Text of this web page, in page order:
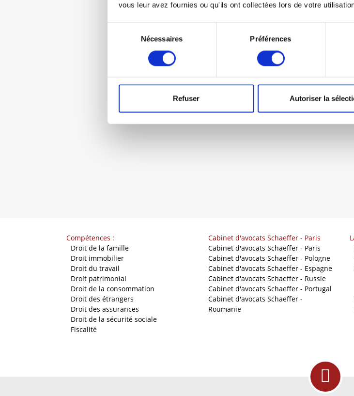
vous leur avez fournies ou qu'ils ont collectées lors de votre
consentement
Nécessaires Préférences
Refuser Autoriser la
Compétences :
Droit de la famille
Droit immobilier
Droit du travail
Droit patrimonial
Droit de la consommation
Droit des étrangers
Droit des assurances
Droit de la sécurité sociale
Fiscalité
Cabinet d'avocats Schaeffer - Paris
Cabinet d'avocats Schaeffer - Paris
Cabinet d'avocats Schaeffer - Pologne
Cabinet d'avocats Schaeffer - Espagne
Cabinet d'avocats Schaeffer - Russie
Cabinet d'avocats Schaeffer - Portugal
Cabinet d'avocats Schaeffer -
Roumanie